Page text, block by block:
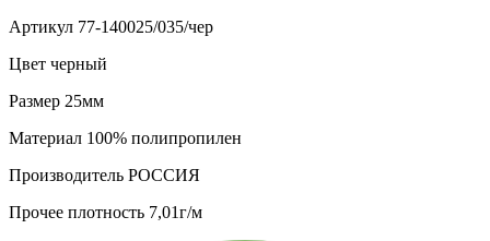
Артикул 77-140025/035/чер
Цвет черный
Размер 25мм
Материал 100% полипропилен
Производитель РОССИЯ
Прочее плотность 7,01г/м